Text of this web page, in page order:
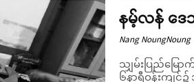
နမ့်လန် ဒေ
Nang NoungNoung
သျှမ်းပြည်မြေ
၆နာရီဝန်းကျ